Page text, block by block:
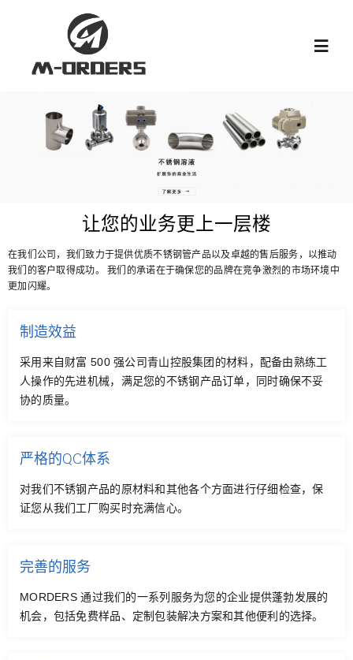
新闻中心
联系我们
让您的业务更上一层楼
在我们公司，我们致力于提供优质不锈钢管产品以及卓越的售后服务，以推动
我们的客户取得成功。 我们的承诺在于确保您的品牌在竞争激烈的市场环境中
更加闪耀。
制造效益
采用来自财富 500 强公司青山控股集团的材料，配备由熟练工
人操作的先进机械，满足您的不锈钢产品订单，同时确保不妥
协的质量。
严格的QC体系
对我们不锈钢产品的原材料和其他各个方面进行仔细检查，保
证您从我们工厂购买时充满信心。
完善的服务
MORDERS 通过我们的一系列服务为您的企业提供蓬勃发展的
机会，包括免费样品、定制包装解决方案和其他便利的选择。